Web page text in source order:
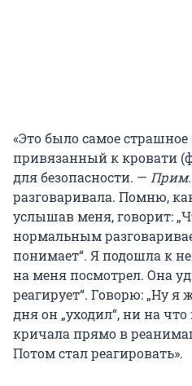
«Это было самое
привязанный к кровати
для безопасности. — Прим.
разговаривала. Помню,
услышав меня, говорит:
нормальным
понимает“. Я подошла к
на меня посмотрел. Она
реагирует“. Говорю: „Ну
дня он „уходил“, ни на
кричала прямо в
Потом стал реагировать».